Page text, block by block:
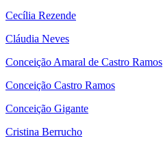
Cecília Rezende
Cláudia Neves
Conceição Amaral de Castro Ramos
Conceição Castro Ramos
Conceição Gigante
Cristina Berrucho